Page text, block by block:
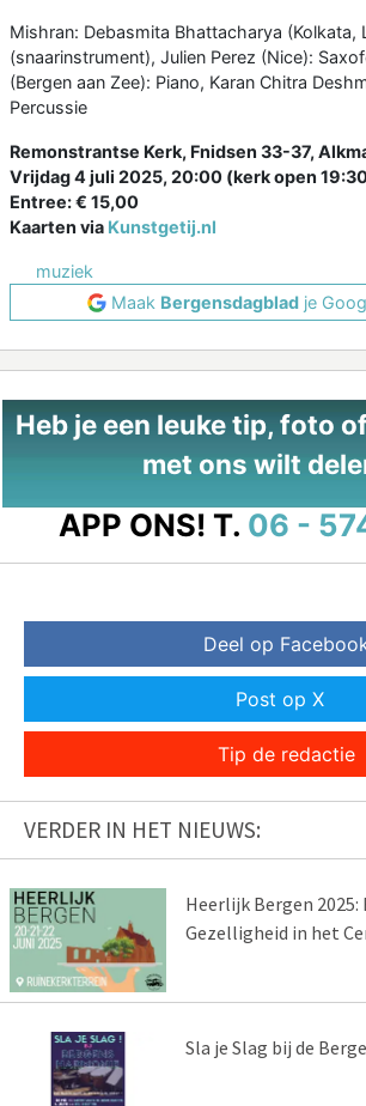
Mishran: Debasmita Bhattacharya (Kolkata,
(snaarinstrument), Julien Perez (Nice):
(Bergen aan Zee): Piano, Karan Chitra
Percussie
Remonstrantse Kerk, Fnidsen 33-37,
Vrijdag 4 juli 2025, 20:00 (kerk open
Entree: € 15,00
Kaarten via Kunstgetij.nl
muziek
Maak Bergensdagbladje
Heb je een leuke tip, foto
met ons wilt
APP ONS! T. 06 -
Deel op
Post op X
Tip de redactie
VERDER IN HET NIEUWS:
Heerlijk Bergen
Gezelligheid in het
Sla je Slag bij de